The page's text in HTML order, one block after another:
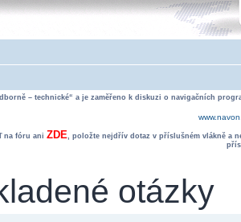
– technické“ a je zaměřeno k diskuzi o navigačních
na fóru ani ZDE, položte nejdřív dotaz v příslušném vlákně a
otázky